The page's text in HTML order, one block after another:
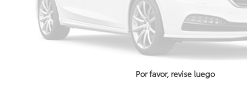
Por favor, revise luego